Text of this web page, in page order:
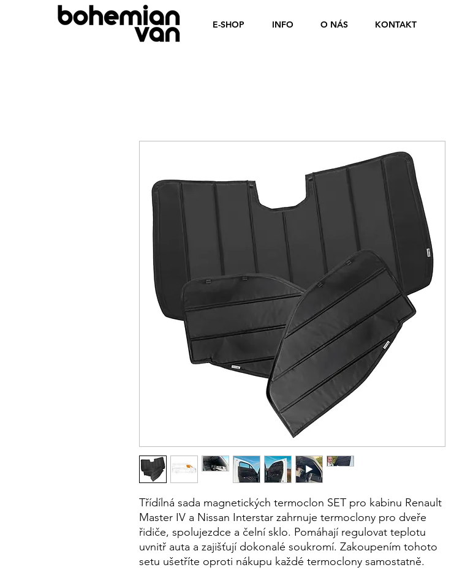
E-SHOP INFO O NÁS KONTAKT
Třídílná sada magnetických termoclon SET pro kabinu Renault
Master IV a Nissan Interstar zahrnuje termoclony pro dveře
řidiče, spolujezdce a čelní sklo. Pomáhají regulovat teplotu
uvnitř auta a zajišťují dokonalé soukromí. Zakoupením tohoto
setu ušetříte oproti nákupu každé termoclony samostatně.